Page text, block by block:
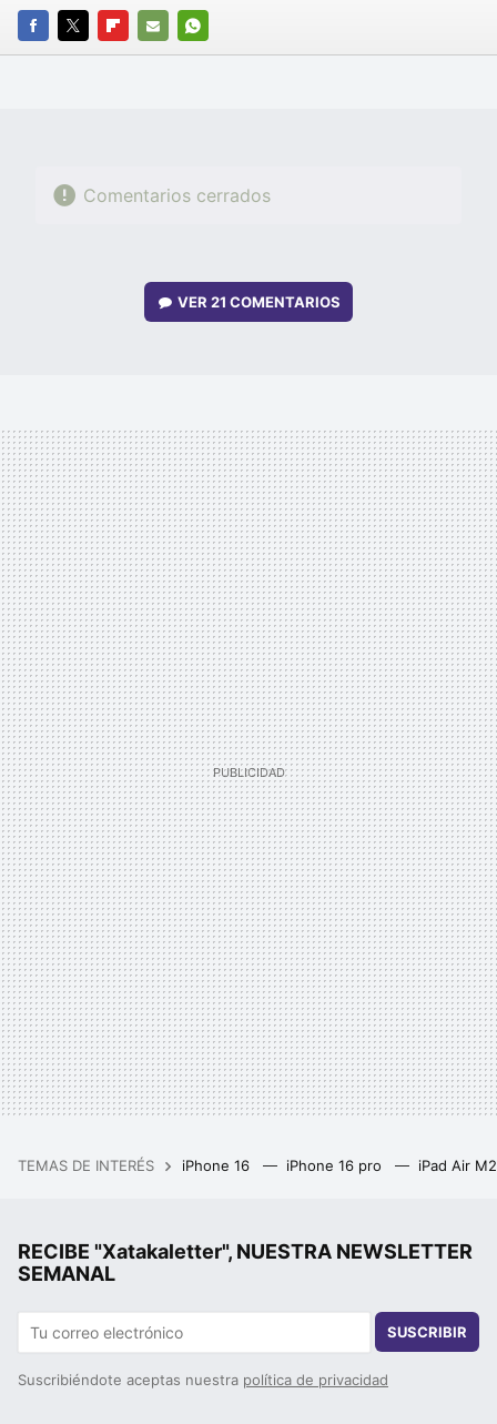
FACEBOOK
TWITTERFLIPBOARD
E-
WHATSAPP
Comentarios cerrados
VER21 COMENTARIOS
TEMAS DE INTERÉS iPhone 16 iPhone 16 pro iPad Air
RECIBE "Xatakaletter", NUESTRA NEWSLETTER
SEMANAL
SUSCRIBIR
Suscribiéndote aceptas nuestra política de privacidad